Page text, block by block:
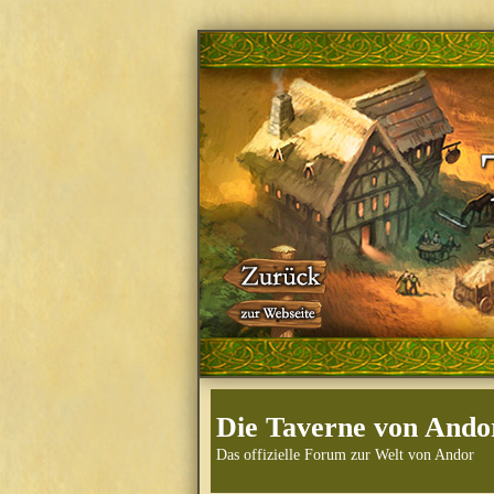
Die Taverne von
Das offizielle Forum zur Welt von Andor